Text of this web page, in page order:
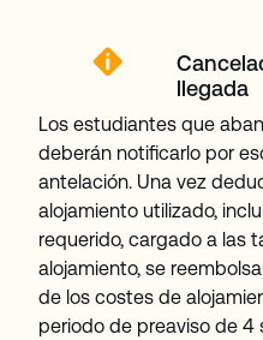
llegada
Los estudiantes que
deberán notificarlo por
antelación. Una vez
alojamiento utilizado,
requerido, cargado a las
alojamiento, se
de los costes de
periodo de preaviso de 4